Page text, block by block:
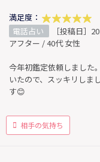
満足度：
電話占い
［投稿日］
アフター / 40代 女性
今年初鑑定依頼しました
いたので、スッキリしま
す😊
相手の気持ち